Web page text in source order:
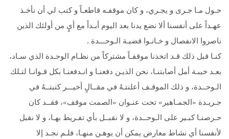
حـول مـا جـرى و يجـري، و كان موقفـه قاطعـاً و كتب لي أن نأخـذ
عهـداً على أنفسنا ألا نضع يدنا بعد اليوم أبـداً مع أيٍ من أولئك الذين
ناصروا الانفصال و خـانـوا قضيـة الـوحـــدة .
كنـا قبل ذلك قـد اتخذنا موقفـاً مشتركاً من نظـام الوحـدة الذي سـاد،
بعـد خيبـة أمل أصابتنـا، نحن الذيـن دفعنـا و انـدفعنـا بكل قـوانـا لتـلك
الـوحــدة، و ذلك الموقـف أعلنتـهُ في مقــالٍ أخيـــر كتبتــهُ في
جـريـدة «الجمـاهير» تحت عنـوان «الصمت موقف»، فقــد كان
حـرصنـا كبـير على الـوحــدة، و لا نقبــل بأي تفـريط بهـا، و لا نقبل
لأنفسنا أي نشاط معارض يمكن أن يوهـن منهـا، فلـم نجـد إلا